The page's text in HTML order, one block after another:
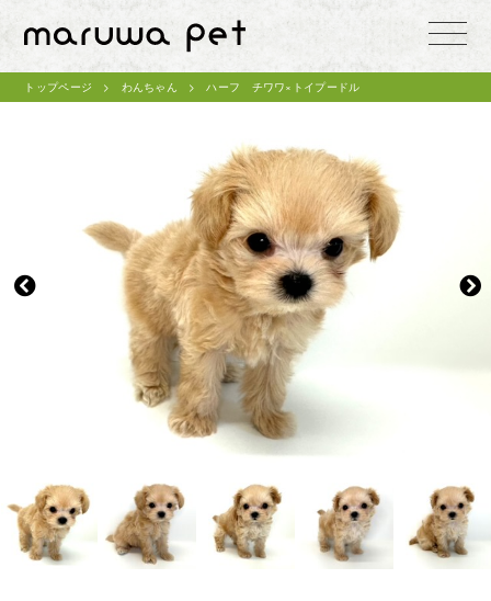
toggle
トップページ わんちゃん ハーフ チワワ×トイプードル